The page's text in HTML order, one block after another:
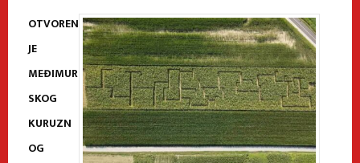
OTVOREN
JE
MEĐIMUR
SKOG
KURUZN
OG